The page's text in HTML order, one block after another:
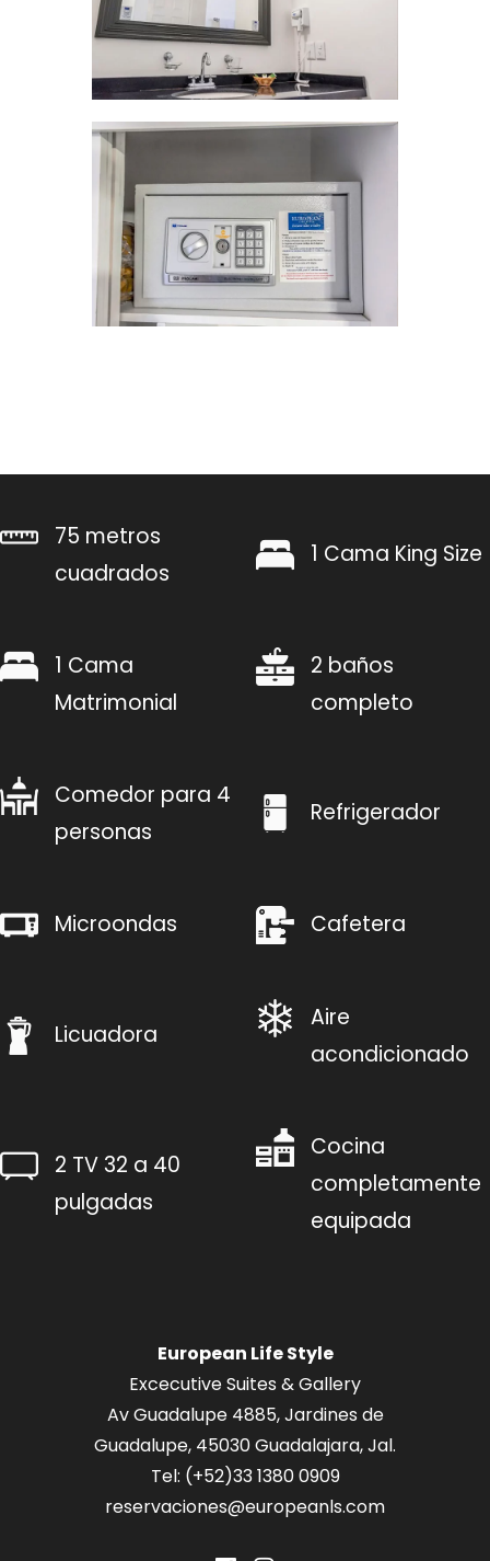
75 metros
cuadrados
1 Cama King Size
1 Cama
Matrimonial
2 baños
completo
Comedor para 4
personas
Refrigerador
Microondas Cafetera
Licuadora
Aire
acondicionado
2 TV 32 a 40
pulgadas
Cocina
completamente
equipada
European Life Style
Excecutive Suites & Gallery
Av Guadalupe 4885, Jardines de
Guadalupe, 45030 Guadalajara, Jal.
Tel: (+52)33 1380 0909
reservaciones@europeanls.com